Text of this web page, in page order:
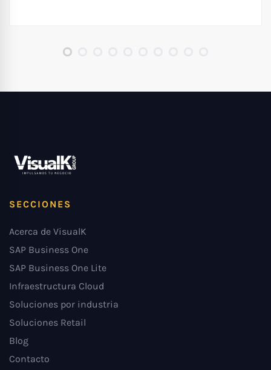
SECCIONES
Acerca de VisualK
SAP Business One
SAP Business One Lite
Infraestructura Cloud
Soluciones por industria
Soluciones Retail
Blog
Contacto